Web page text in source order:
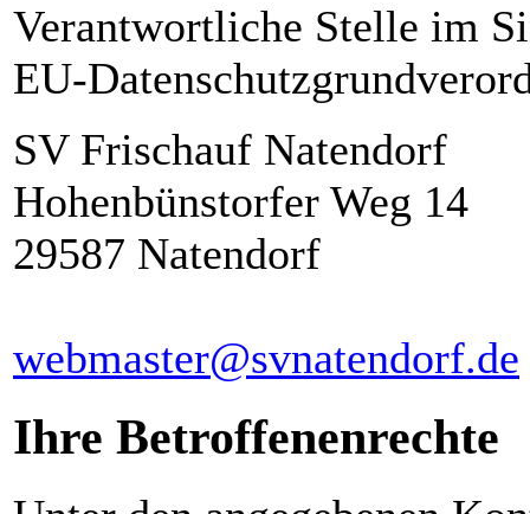
Verantwortliche Stelle im
EU-
SV Frischauf Natendorf
Hohenbünstorfer Weg 14
29587 Natendorf
webmaster@svnatendorf.de
Ihre Betroffenenrechte